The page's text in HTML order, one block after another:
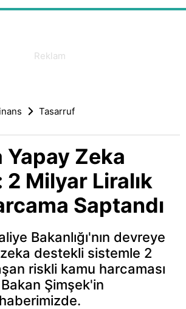
Tasarruf
Yapay Zeka
2 Milyar Liralık
Saptandı
Bakanlığı'nın devreye
zeka destekli sistemle 2
riskli kamu harcaması
Şimşek'in